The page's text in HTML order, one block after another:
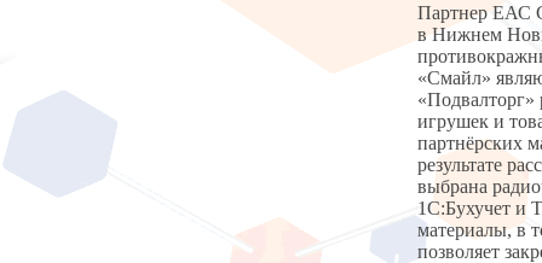
Партнер ЕАС
в Нижнем
«Смайл»
игрушек и
партнёрских
результате
выбрана
1С:Бухучет и
материалы, в
позволяет